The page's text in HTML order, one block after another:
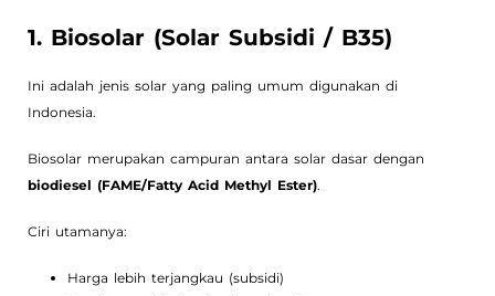
1. Biosolar (Solar Subsidi / B35)
Ini adalah jenis solar yang paling umum digunakan di
Indonesia.
Biosolar merupakan campuran antara solar dasar dengan
biodiesel (FAME/Fatty Acid Methyl Ester).
Ciri utamanya:
Harga lebih terjangkau (subsidi)